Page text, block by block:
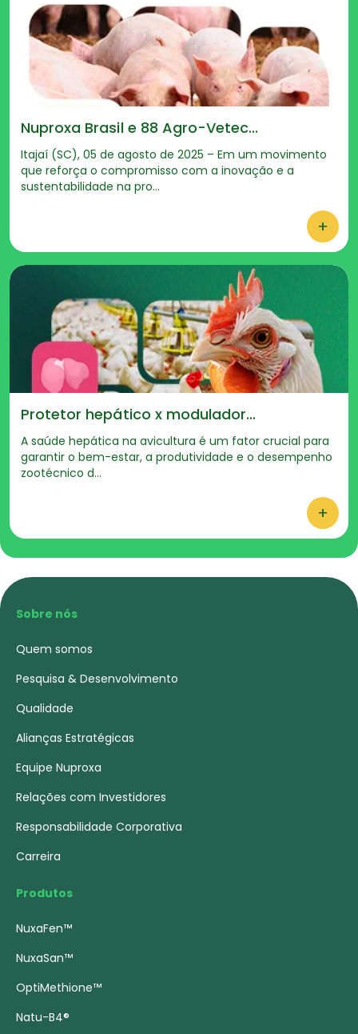
Nuproxa Brasil e 88 Agro-Vetec...
Itajaí (SC), 05 de agosto de 2025 – Em um movimento
que reforça o compromisso com a inovação e a
sustentabilidade na pro...
+
Protetor hepático x modulador...
A saúde hepática na avicultura é um fator crucial para
garantir o bem-estar, a produtividade e o desempenho
zootécnico d...
+
Sobre nós
Quem somos
Pesquisa & Desenvolvimento
Qualidade
Alianças Estratégicas
Equipe Nuproxa
Relações com Investidores
Responsabilidade Corporativa
Carreira
Produtos
NuxaFen™
NuxaSan™
OptiMethione™
Natu-B4®